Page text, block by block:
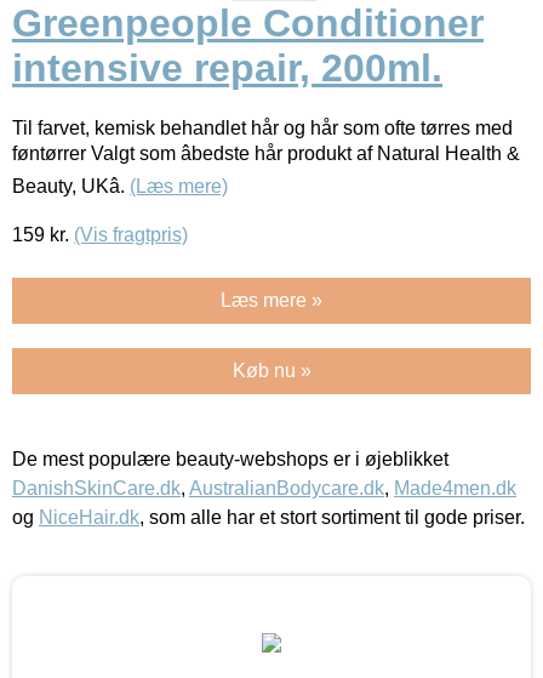
Greenpeople Conditioner
intensive repair, 200ml.
Til farvet, kemisk behandlet hår og hår som ofte tørres med
føntørrer Valgt som âbedste hår produkt af Natural Health &
Beauty, UKâ. (Læs mere)
159 kr. (Vis fragtpris)
Læs mere »
Køb nu »
De mest populære beauty-webshops er i øjeblikket
DanishSkinCare.dk, AustralianBodycare.dk, Made4men.dk
og NiceHair.dk, som alle har et stort sortiment til gode priser.